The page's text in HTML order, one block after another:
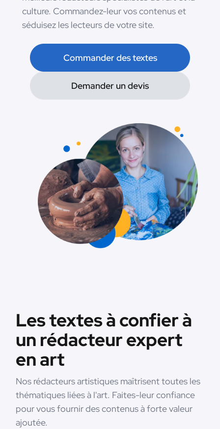
culture. Commandez-leur vos contenus et
séduisez les lecteurs de votre site.
Commander des textes
Demander un devis
Les textes à confier à
un rédacteur expert
en art
Nos rédacteurs artistiques maîtrisent toutes les
thématiques liées à l'art. Faites-leur confiance
pour vous fournir des contenus à forte valeur
ajoutée.